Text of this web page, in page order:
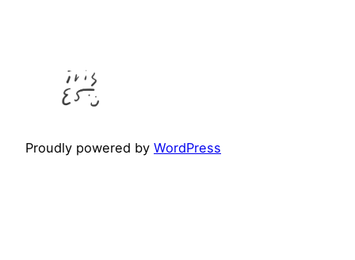
Proudly powered by WordPress